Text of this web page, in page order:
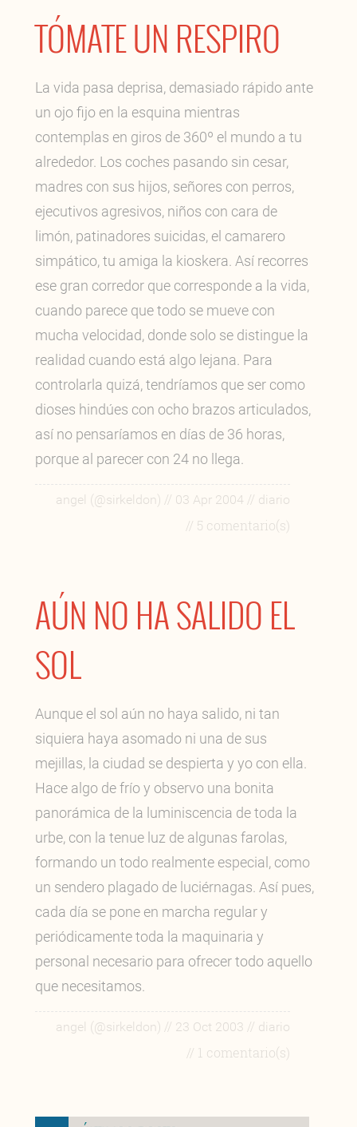
TÓMATE UN RESPIRO
La vida pasa deprisa, demasiado rápido ante
un ojo fijo en la esquina mientras
contemplas en giros de 360º el mundo a tu
alrededor. Los coches pasando sin cesar,
madres con sus hijos, señores con perros,
ejecutivos agresivos, niños con cara de
limón, patinadores suicidas, el camarero
simpático, tu amiga la kioskera. Así recorres
ese gran corredor que corresponde a la vida,
cuando parece que todo se mueve con
mucha velocidad, donde solo se distingue la
realidad cuando está algo lejana. Para
controlarla quizá, tendríamos que ser como
dioses hindúes con ocho brazos articulados,
así no pensaríamos en días de 36 horas,
porque al parecer con 24 no llega.
angel (@sirkeldon) // 03 Apr 2004 // diario
// 5 comentario(s)
AÚN NO HA SALIDO EL
SOL
Aunque el sol aún no haya salido, ni tan
siquiera haya asomado ni una de sus
mejillas, la ciudad se despierta y yo con ella.
Hace algo de frío y observo una bonita
panorámica de la luminiscencia de toda la
urbe, con la tenue luz de algunas farolas,
formando un todo realmente especial, como
un sendero plagado de luciérnagas. Así pues,
cada día se pone en marcha regular y
periódicamente toda la maquinaria y
personal necesario para ofrecer todo aquello
que necesitamos.
angel (@sirkeldon) // 23 Oct 2003 // diario
// 1 comentario(s)